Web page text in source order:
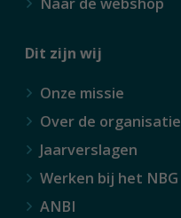
Dit zijn wij
Onze missie
Over de organisatie
Jaarverslagen
Werken bij het NBG
ANBI